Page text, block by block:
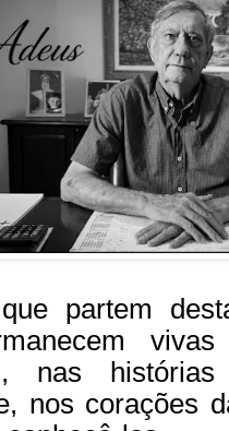
partem
nas
nos corações